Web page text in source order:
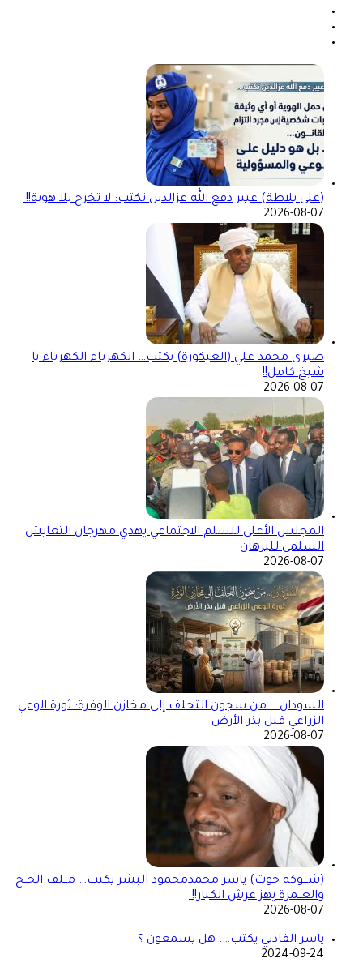
(على بلاطة) عبير دفع الله عزالدين تكتب: لا تخرج بلا هوية!!
2026-08-07
صبرى محمد علي (العيكورة) يكتب… الكهرباء الكهرباء يا
شيخ كامل!!
2026-08-07
المجلس الأعلى للسلم الاجتماعي يهدي مهرجان التعايش
السلمي للبرهان
2026-08-07
السودان .. من سجون التخلف إلى مخازن الوفرة: ثورة الوعي
الزراعي قبل بذر الأرض
2026-08-07
(شـــوكة حوت) ياسر محمدمحمود البشر يكتب… مــلف الحــج
والعــمرة يهز عرش الكبار!!
2026-08-07
ياسر الفادني يكتب…. هل يسمعون ؟
2024-09-24